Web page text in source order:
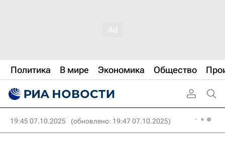
Политика В мире Экономика Общество
19:45 07.10.2025 (обновлено: 19:47 07.10.2025)